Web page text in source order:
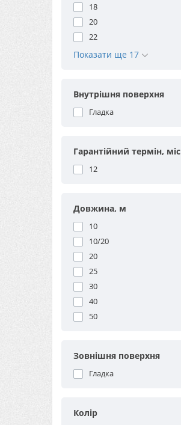
18
20
22
Показати ще 17
Внутрішня поверхня
Гладка
Гарантійний термін, міс
12
Довжина, м
10
10/20
20
25
30
40
50
Зовнішня поверхня
Гладка
Колір